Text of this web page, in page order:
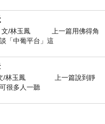
文/林玉鳳 上一篇用佛得角
「中葡平台」這
文/林玉鳳 上一篇說到靜
很多人一聽